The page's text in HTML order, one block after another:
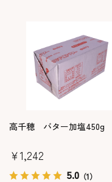
高千穂 バター加塩450g
￥1,242
5.0 （1）